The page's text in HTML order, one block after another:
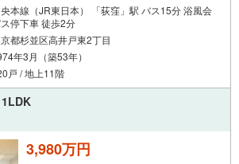
本線（JR東日本） 「荻窪」駅 バス15分 浴風会
停下車 徒歩2分
都杉並区高井戸東2丁目
年3月（築53年）
戸 / 地上11階
3,980万円